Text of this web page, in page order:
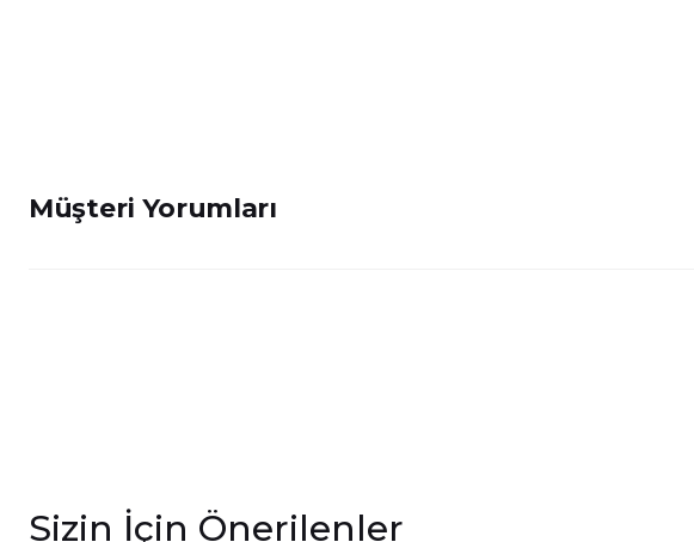
Müşteri Yorumları
Sizin İçin Önerilenler